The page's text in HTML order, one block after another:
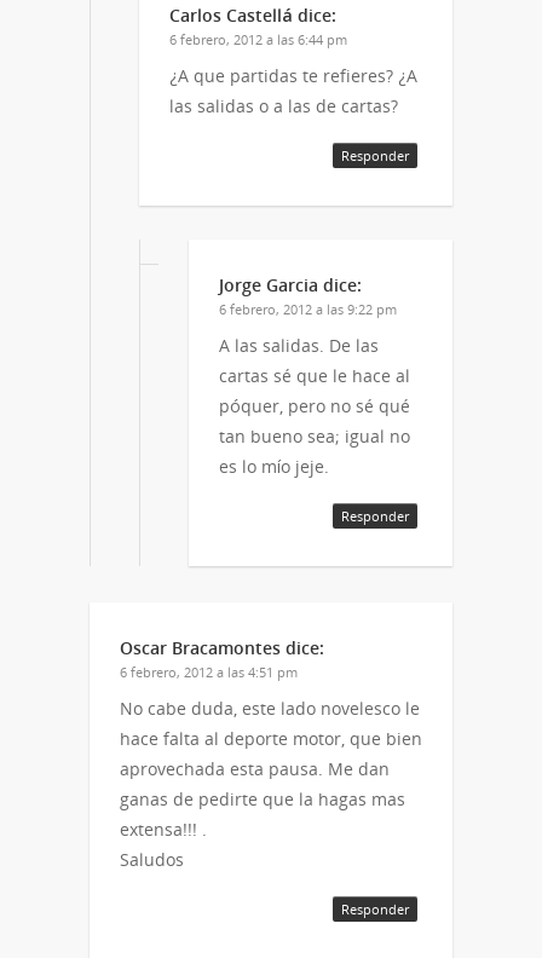
Carlos Castellá dice:
6 febrero, 2012 a las 6:44 pm
¿A que partidas te refieres? ¿A
las salidas o a las de cartas?
Responder
Jorge Garcia dice:
6 febrero, 2012 a las 9:22 pm
A las salidas. De las
cartas sé que le hace al
póquer, pero no sé qué
tan bueno sea; igual no
es lo mío jeje.
Responder
Oscar Bracamontes dice:
6 febrero, 2012 a las 4:51 pm
No cabe duda, este lado novelesco le
hace falta al deporte motor, que bien
aprovechada esta pausa. Me dan
ganas de pedirte que la hagas mas
extensa!!! .
Saludos
Responder